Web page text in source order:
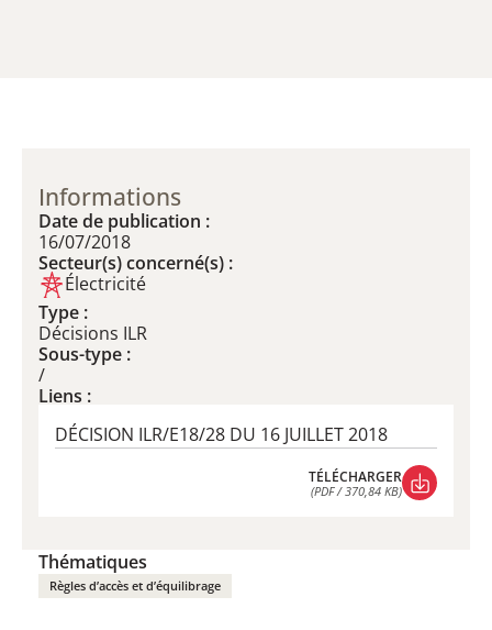
Informations
Date de publication :
16/07/2018
Secteur(s) concerné(s) :
Électricité
Type :
Décisions ILR
Sous-type :
/
Liens :
DÉCISION ILR/E18/28 DU 16 JUILLET 2018
TÉLÉCHARGER
(PDF / 370,84 KB)
Thématiques
Règles d’accès et d’équilibrage